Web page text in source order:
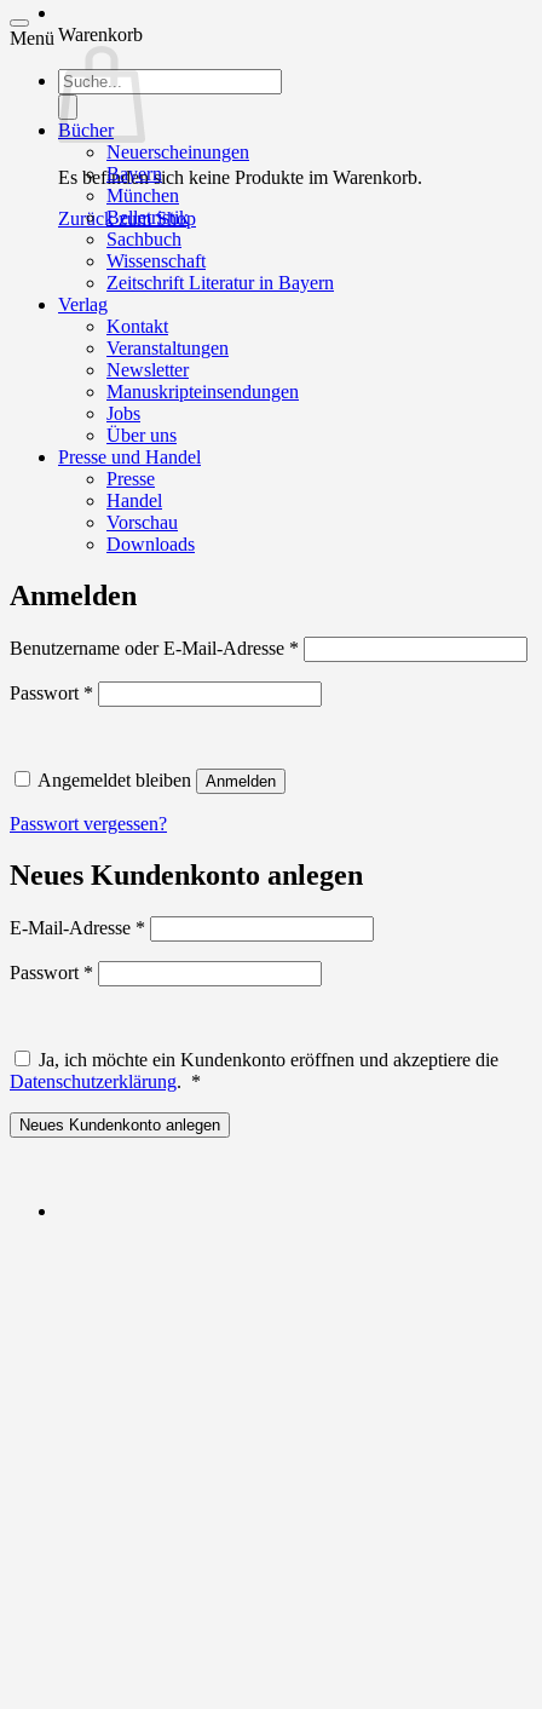
Warenkorb
Es befinden sich keine Produkte im Warenkorb.
Zurück zum Shop
Menü
Products
search
Bücher
Neuerscheinungen
Bayern
München
Belletristik
Sachbuch
Wissenschaft
Zeitschrift Literatur in Bayern
Verlag
Kontakt
Veranstaltungen
Newsletter
Manuskripteinsendungen
Jobs
Über uns
Presse und Handel
Presse
Handel
Vorschau
Downloads
Anmelden
Benutzername oder E-Mail-Adresse *
Passwort *
Angemeldet bleiben Anmelden
Passwort vergessen?
Neues Kundenkonto anlegen
E-Mail-Adresse *
Passwort *
Ja, ich möchte ein Kundenkonto eröffnen und akzeptiere die
Datenschutzerklärung. *
Neues Kundenkonto anlegen